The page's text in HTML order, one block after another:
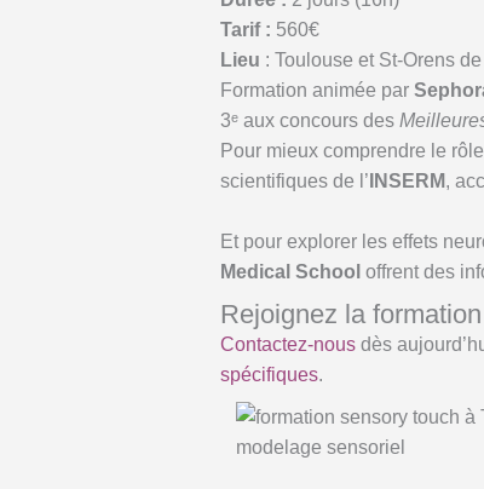
Tarif : 560€
Lieu : Toulouse et St-Orens
Formation animée par
3ᵉ aux concours des
Pour mieux comprendre le
scientifiques de l’ INSERM,
Et pour explorer les effets
Medical School offrent des
Rejoignez la formation
Contactez-nous dès
spécifiques.